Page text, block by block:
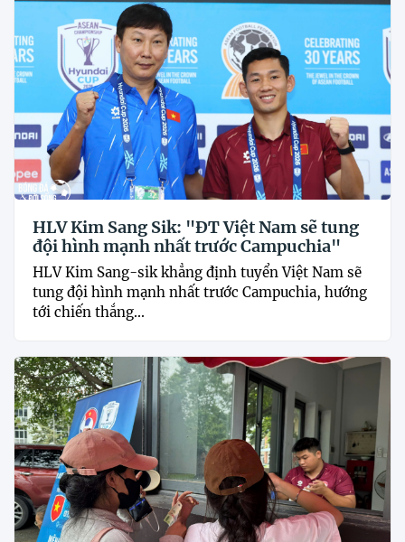
HLV Kim Sang Sik: "ĐT Việt Nam sẽ tung
đội hình mạnh nhất trước Campuchia"
HLV Kim Sang-sik khẳng định tuyển Việt Nam sẽ
tung đội hình mạnh nhất trước Campuchia, hướng
tới chiến thắng...